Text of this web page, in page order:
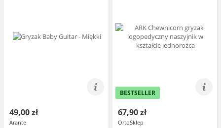
49,00 zł
Arante
BESTSELLER
67,90 zł
OrtoSklep